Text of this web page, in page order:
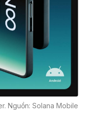
Nguồn: Solana Mobile